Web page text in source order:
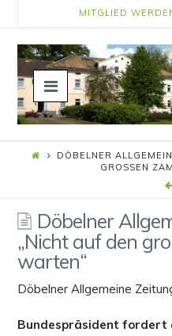
MITGLIED
Navigation
DÖBELNER
GROSSEN
Döbelner
„Nicht auf den
warten“
Döbelner Allgemeine
Bundespräsident fordert